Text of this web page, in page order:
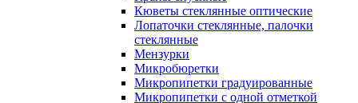
Кюветы стеклянные оптические
Лопаточки стеклянные, палочки
стеклянные
Мензурки
Микробюретки
Микропипетки градуированные
Микропипетки с одной отметкой